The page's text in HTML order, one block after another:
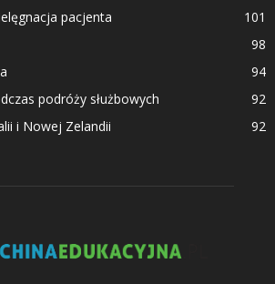
pacjenta
101
98
94
podróży służbowych
92
i Nowej Zelandii
92